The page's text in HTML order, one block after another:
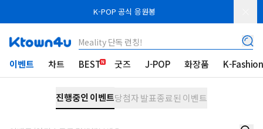
K-POP 공식 응원봉
Meality 단독 런칭!
이벤트 차트 BEST 굿즈 J-POP 화장품 K-
진행중인 이벤트당첨자 발표종료된 이벤트